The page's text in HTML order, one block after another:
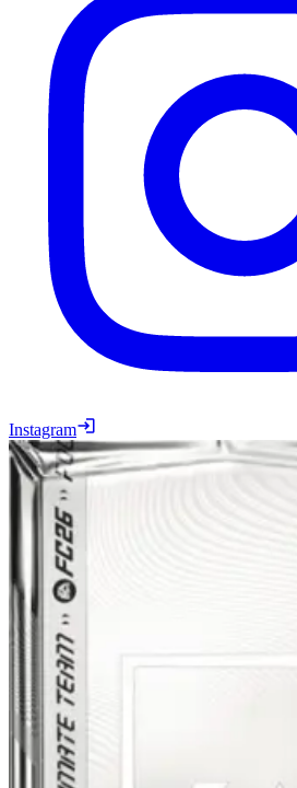
Instagram